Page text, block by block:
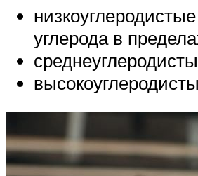
углерода в